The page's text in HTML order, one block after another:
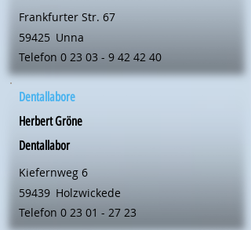
Frankfurter Str. 67
59425 Unna
Telefon 0 23 03 - 9 42 42 40
Dentallabore
Herbert Gröne
Dentallabor
Kiefernweg 6
59439 Holzwickede
Telefon 0 23 01 - 27 23